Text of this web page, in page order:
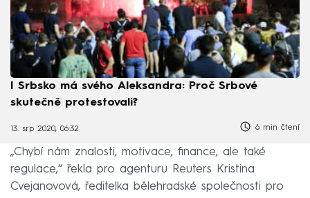
I Srbsko má svého Aleksandra: Proč Srbové
skutečně protestovali?
13. srp 2020, 06:32 6 min čtení
„Chybí nám znalosti, motivace, finance, ale také
regulace,“ řekla pro agenturu Reuters Kristina
Cvejanovová, ředitelka bělehradské společnosti pro